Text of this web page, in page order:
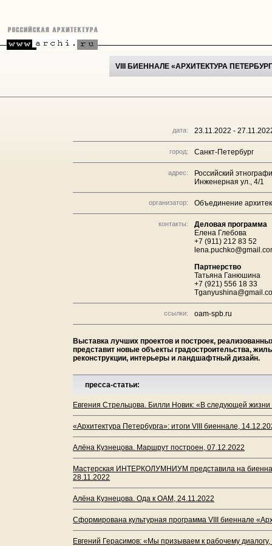
VIII БИЕННАЛЕ «АРХИТЕКТУРА
дата: 23.11.2022 -
город: Санкт-Петербург
адрес:
Российский
Инженерная ул., 4/1
организатор: Объединение
контакты:
Деловая программа
Елена Глебова
+7 (911) 212 83 52
Партнерство
Татьяна Ганюшина
+7 (921) 556 18 33
ссылки: oam-spb.ru
Выставка лучших проектов и построек,
представит новые объекты градостроительства,
реконструкции, интерьеры и ландшафтный дизайн.
пресса-статьи:
Евгения Стрельцова. Билли Новик: «В следующей жизни
«Архитектура Петербурга»: итоги VIII биеннале,
Алёна Кузнецова. Маршрут построен, 07.12.2022
Мастерская ИНТЕРКОЛУМНИУМ представила на
28.11.2022
Алёна Кузнецова. Ода к ОАМ, 24.11.2022
Сформирована культурная программа VIII биеннале
Евгений Герасимов: «Мы призываем к рабочему